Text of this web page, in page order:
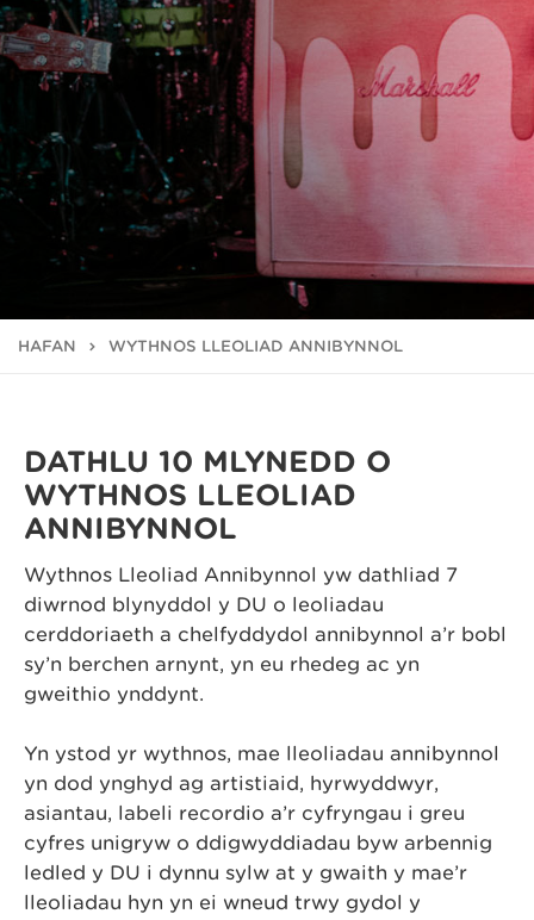
HAFAN WYTHNOS LLEOLIAD ANNIBYNNOL
DATHLU 10 MLYNEDD O
WYTHNOS LLEOLIAD
ANNIBYNNOL
Wythnos Lleoliad Annibynnol yw dathliad 7
diwrnod blynyddol y DU o leoliadau
cerddoriaeth a chelfyddydol annibynnol a’r bobl
sy’n berchen arnynt, yn eu rhedeg ac yn
gweithio ynddynt.
Yn ystod yr wythnos, mae lleoliadau annibynnol
yn dod ynghyd ag artistiaid, hyrwyddwyr,
asiantau, labeli recordio a’r cyfryngau i greu
cyfres unigryw o ddigwyddiadau byw arbennig
ledled y DU i dynnu sylw at y gwaith y mae’r
lleoliadau hyn yn ei wneud trwy gydol y